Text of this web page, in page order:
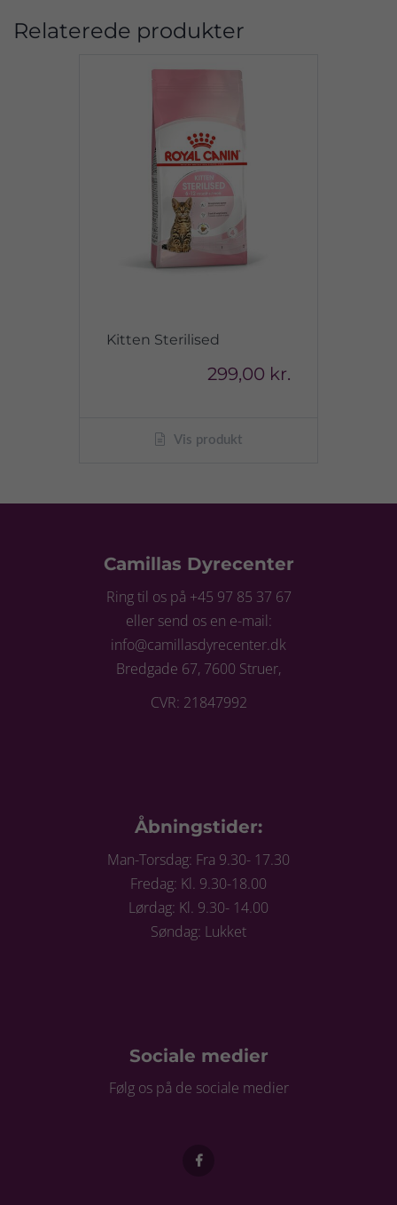
Relaterede produkter
Kitten Sterilised
299,00 kr.
Vis produkt
Camillas Dyrecenter
Ring til os på +45 97 85 37 67
eller send os en e-mail:
info@camillasdyrecenter.dk
Bredgade 67, 7600 Struer,
CVR: 21847992
Åbningstider:
Man-Torsdag: Fra 9.30- 17.30
Fredag: Kl. 9.30-18.00
Lørdag: Kl. 9.30- 14.00
Søndag: Lukket
Sociale medier
Følg os på de sociale medier